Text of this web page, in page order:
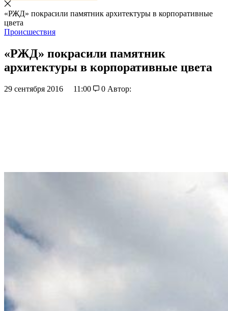
«РЖД» покрасили памятник архитектуры в корпоративные
цвета
Происшествия
«РЖД» покрасили памятник
архитектуры в корпоративные цвета
29 сентября 2016 11:00 0 Автор: